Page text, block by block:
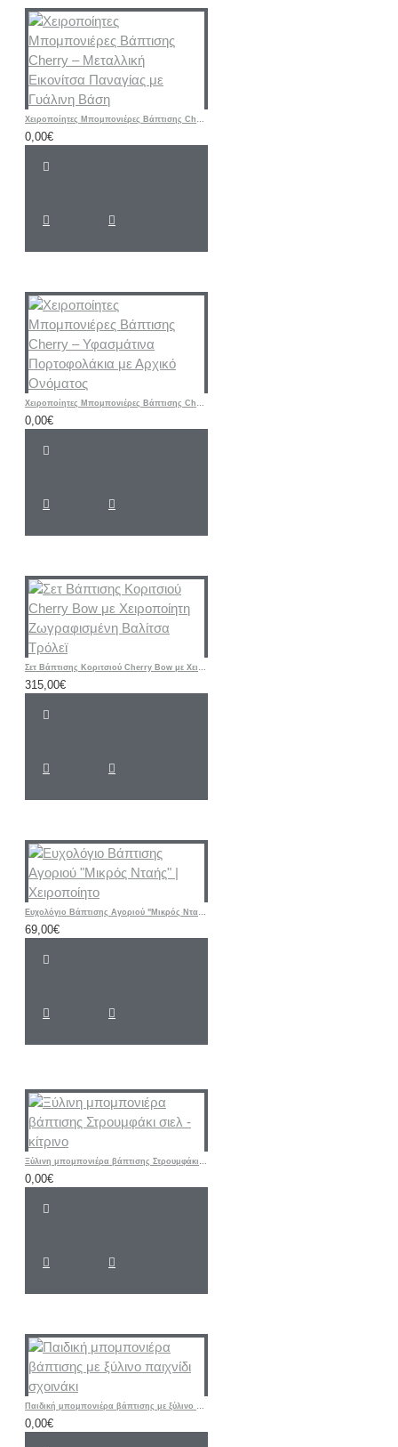
Χειροποίητες Μπομπονιέρες Βάπτισης Cherry – Μεταλλική Εικονίτσα Παναγίας με Γυάλινη Βάση
0,00€
Χειροποίητες Μπομπονιέρες Βάπτισης Cherry – Υφασμάτινα Πορτοφολάκια με Αρχικό Ονόματος
0,00€
Σετ Βάπτισης Κοριτσιού Cherry Bow με Χειροποίητη Ζωγραφισμένη Βαλίτσα Τρόλεϊ
315,00€
Ευχολόγιο Βάπτισης Αγοριού "Μικρός Νταής" | Χειροποίητο
69,00€
Ξύλινη μπομπονιέρα βάπτισης Στρουμφάκι σιελ - κίτρινο
0,00€
Παιδική μπομπονιέρα βάπτισης με ξύλινο παιχνίδι σχοινάκι
0,00€